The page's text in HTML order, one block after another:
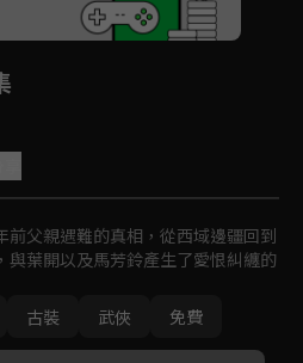
前父親遇難的真相，從西域邊疆回到
與葉開以及馬芳鈴產生了愛恨糾纏的
古裝 武俠
免費